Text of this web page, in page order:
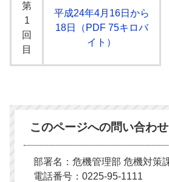
第
1
回
目
平成24年4月16日から
18日（PDF 75キロバ
イト）
このページへの問い合わせ
部署名：危機管理部 危機対策
電話番号：0225-95-1111